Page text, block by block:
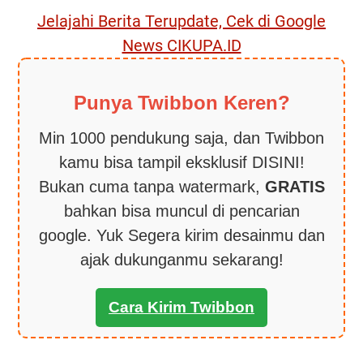
Jelajahi Berita Terupdate, Cek di Google
News CIKUPA.ID
Punya Twibbon Keren?
Min 1000 pendukung saja, dan Twibbon
kamu bisa tampil eksklusif DISINI!
Bukan cuma tanpa watermark, GRATIS
bahkan bisa muncul di pencarian
google. Yuk Segera kirim desainmu dan
ajak dukunganmu sekarang!
Cara Kirim Twibbon